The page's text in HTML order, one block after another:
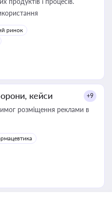
ринок
кейси +9
розміщення реклами в